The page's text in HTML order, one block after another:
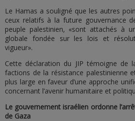
Le Hamas a souligné que les autres
ceux relatifs à la future gouvernance
peuple palestinien, «sont attachés à
globale fondée sur les lois et
vigueur».
Cette déclaration du JIP témoigne de
factions de la résistance palestinienne
plus large en faveur d’une approche
concernant l’avenir humanitaire et
Le gouvernement israélien ordonne
de Gaza